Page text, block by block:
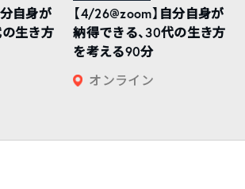
分自身が
生き方
【4/26@zoom】自分自身が
納得できる、30代の生き方
を考える90分
オンライン